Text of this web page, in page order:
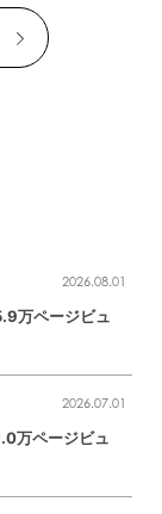
2026.08.01
万ページビュ
2026.07.01
万ページビュ